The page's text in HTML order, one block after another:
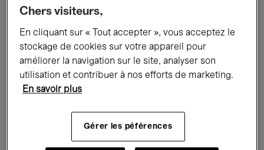
Tous les événements
Expositions Films Performances
Rencontres & Débats Jazz
Musique classique
Musique électronique
Chers visiteurs,
En cliquant sur « Tout accepter », vous acceptez le
stockage de cookies sur votre appareil pour
améliorer la navigation sur le site, analyser son
utilisation et contribuer à nos efforts de marketing.
En savoir plus
Gérer les péférences